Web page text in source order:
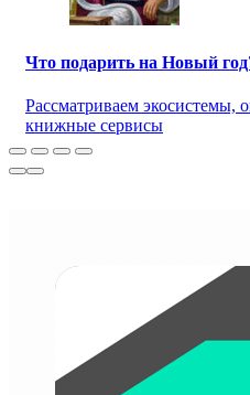
Что подарить на Новый
Рассматриваем экосистемы,
книжные сервисы